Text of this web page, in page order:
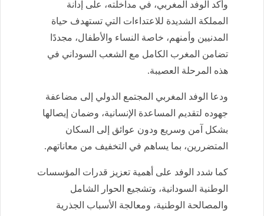
وأكد الوفد المغربي، في مداخلته، على إدانة
المملكة الشديدة للاعتداءات التي تستهدف حياة
المدنيين وأمنهم، خاصة النساء والأطفال، مجددًا
تضامن المغرب الكامل مع الشعب السوداني في
هذه المرحلة العصيبة.
ودعا الوفد المغربي المجتمع الدولي إلى مضاعفة
جهوده لتقديم المساعدة الإنسانية، وضمان إيصالها
بشكل آمن وسريع ودون عوائق إلى السكان
المتضررين، بما يساهم في التخفيف من معاناتهم.
كما شدد الوفد على أهمية تعزيز قدرات المؤسسات
الوطنية السودانية، وتشجيع الحوار الشامل
والمصالحة الوطنية، ومعالجة الأسباب الجذرية